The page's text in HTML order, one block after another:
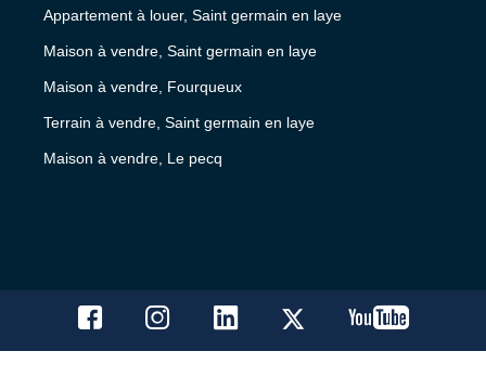
Appartement à louer, Saint germain en laye
Maison à vendre, Saint germain en laye
Maison à vendre, Fourqueux
Terrain à vendre, Saint germain en laye
Maison à vendre, Le pecq